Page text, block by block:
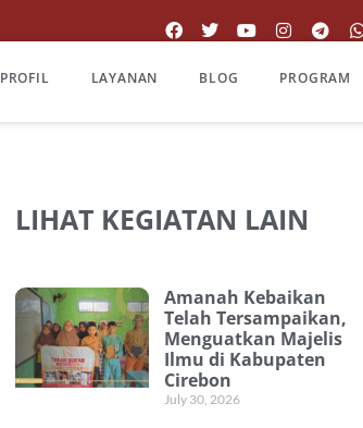
PROFIL LAYANAN BLOG PROGRAM
LIHAT KEGIATAN LAIN
Amanah Kebaikan
Telah Tersampaikan,
Menguatkan Majelis
Ilmu di Kabupaten
Cirebon
July 30, 2026